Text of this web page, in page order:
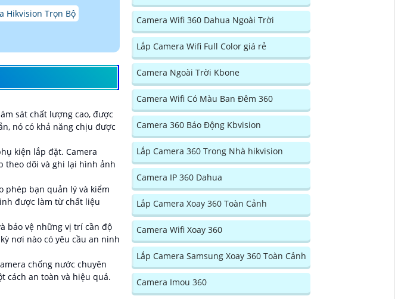
Hikvision Trọn Bộ
sát chất lượng cao, được
nó có khả năng chịu được
kiện lắp đặt. Camera
theo dõi và ghi lại hình ảnh
phép bạn quản lý và kiểm
được làm từ chất liệu
bảo vệ những vị trí cần độ
nơi nào có yêu cầu an ninh
chống nước chuyên
cách an toàn và hiệu quả.
Camera Wifi 360 Dahua Ngoài Trời
Lắp Camera Wifi Full Color giá rẻ
Camera Ngoài Trời Kbone
Camera Wifi Có Màu Ban Đêm 360
Camera 360 Báo Động Kbvision
Lắp Camera 360 Trong Nhà hikvision
Camera IP 360 Dahua
Lắp Camera Xoay 360 Toàn Cảnh
Camera Wifi Xoay 360
Lắp Camera Samsung Xoay 360 Toàn Cảnh
Camera Imou 360